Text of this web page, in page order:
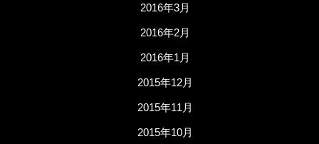
2016年3月
2016年2月
2016年1月
2015年12月
2015年11月
2015年10月